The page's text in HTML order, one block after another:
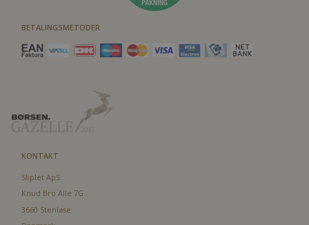
BETALINGSMETODER
KONTAKT
Sliplet ApS
Knud Bro Alle 7G
3660 Stenløse